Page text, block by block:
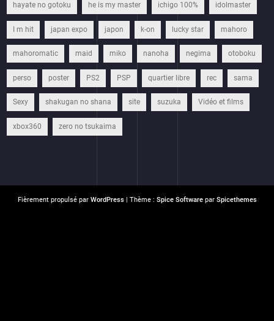
hayate no gotoku he is my master ichigo 100% idolmaster
I m hit japan expo japon k-on lucky star mahoro
mahoromatic maid miko nanoha negima otoboku
perso poster PS2 PSP quartier libre rec sama
Sexy shakugan no shana site suzuka Vidéo et films
xbox360 zero no tsukaima
Fièrement propulsé par WordPress| Thème : Spice Softwarepar Spicethemes